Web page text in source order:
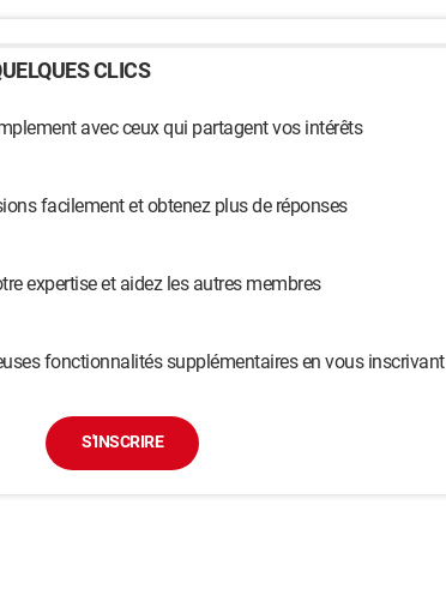
CLICS
avec ceux qui partagent vos intérêts
facilement et obtenez plus de réponses
expertise et aidez les autres membres
fonctionnalités supplémentaires en vous inscrivant
S'INSCRIRE